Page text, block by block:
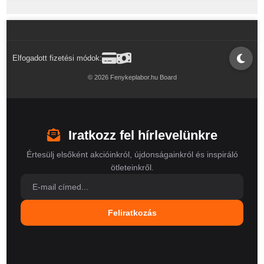
Elfogadott fizetési módok:
© 2026 Fenykeplabor.hu Board
Iratkozz fel hírlevelünkre
Értesülj elsőként akcióinkról, újdonságainkról és inspiráló
ötleteinkről.
Feliratkozás